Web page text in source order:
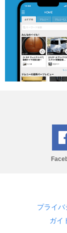
プライバ
ガイ